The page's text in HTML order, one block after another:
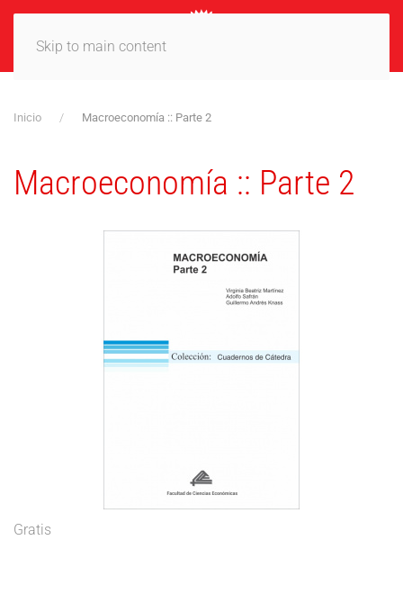
Skip to main content
Inicio Macroeconomía :: Parte 2
Macroeconomía :: Parte 2
Gratis